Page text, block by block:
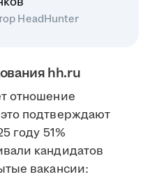
HeadHunter
hh.ru
отношение
подтверждают
году 51%
кандидатов
вакансии: